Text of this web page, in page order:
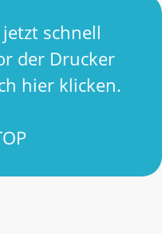
schnell
der Drucker
hier klicken.